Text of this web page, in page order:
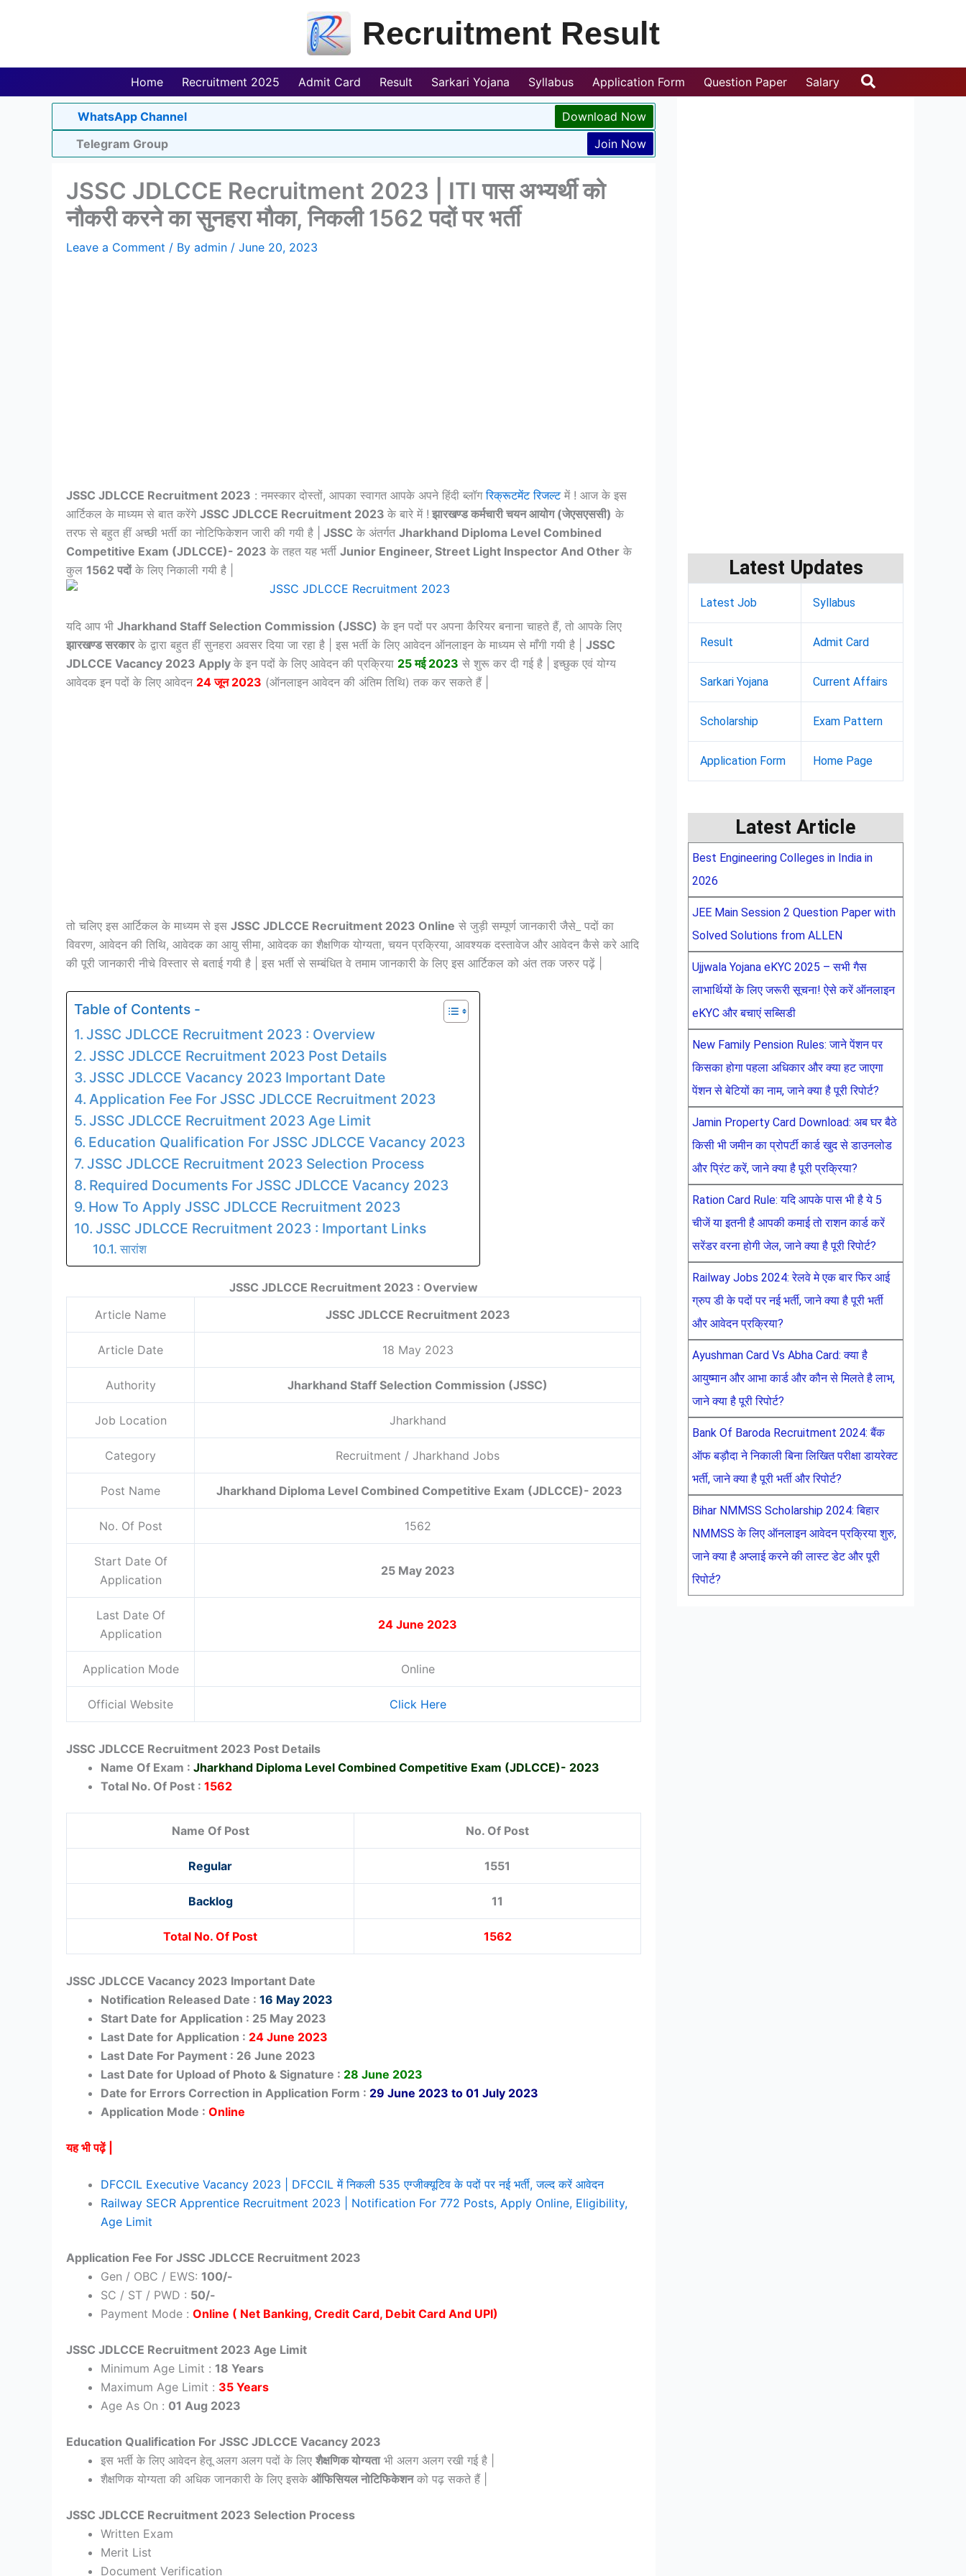
Recruitment Result
Home Recruitment 2025 Admit Card Result Sarkari Yojana Syllabus Application Form Question Paper Salary Search
WhatsApp Channel
Download Now
Telegram Group
Join Now
JSSC JDLCCE Recruitment 2023 | ITI पास अभ्यर्थी को
नौकरी करने का सुनहरा मौका, निकली 1562 पदों पर भर्ती
Leave a Comment / By admin / June 20, 2023
JSSC JDLCCE Recruitment 2023 : नमस्कार दोस्तों, आपका स्वागत आपके अपने हिंदी ब्लॉगरिक्रूटमेंट रिजल्टमें ! आज के इस
आर्टिकल के माध्यम से बात करेंगे JSSC JDLCCE Recruitment 2023 के बारे में ! झारखण्ड कर्मचारी चयन आयोग (जेएसएससी) के
तरफ से बहुत हीं अच्छी भर्ती का नोटिफिकेशन जारी की गयी है |
JSSC के अंतर्गत Jharkhand Diploma Level Combined
Competitive Exam (JDLCCE)- 2023 के तहत यह भर्ती Junior Engineer, Street Light Inspector And Other के
कुल 1562 पदोंके लिए निकाली गयी है |
यदि आप भी Jharkhand Staff Selection Commission (JSSC) के इन पदों पर अपना कैरियर बनाना चाहते हैं, तो आपके लिए
झारखण्ड सरकारके द्वारा बहुत हीं सुनहरा अवसर दिया जा रहा है | इस भर्ती के लिए आवेदन ऑनलाइन के माध्यम से माँगी गयी है | JSSC
JDLCCE Vacancy 2023 Apply के इन पदों के लिए आवेदन की प्रक्रिया 25 मई 2023 से शुरू कर दी गई है | इच्छुक एवं योग्य
आवेदक इन पदों के लिए आवेदन 24 जून 2023 (ऑनलाइन आवेदन की अंतिम तिथि) तक कर सकते हैं |
तो चलिए इस आर्टिकल के माध्यम से इस JSSC JDLCCE Recruitment 2023 Online से जुड़ी सम्पूर्ण जानकारी जैसे_ पदों का
विवरण, आवेदन की तिथि, आवेदक का आयु सीमा, आवेदक का शैक्षणिक योग्यता, चयन प्रक्रिया, आवश्यक दस्तावेज और आवेदन कैसे करे आदि
की पूरी जानकारी नीचे विस्तार से बताई गयी है | इस भर्ती से सम्बंधित वे तमाम जानकारी के लिए इस आर्टिकल को अंत तक जरुर पढ़ें |
Table of Contents -
JSSC JDLCCE Recruitment 2023 : Overview
JSSC JDLCCE Recruitment 2023 Post Details
JSSC JDLCCE Vacancy 2023 Important Date
Application Fee For JSSC JDLCCE Recruitment 2023
JSSC JDLCCE Recruitment 2023 Age Limit
Education Qualification For JSSC JDLCCE Vacancy 2023
JSSC JDLCCE Recruitment 2023 Selection Process
Required Documents For JSSC JDLCCE Vacancy 2023
How To Apply JSSC JDLCCE Recruitment 2023
JSSC JDLCCE Recruitment 2023 : Important Links
सारांश
JSSC JDLCCE Recruitment 2023 : Overview
Article Name
JSSC JDLCCE Recruitment 2023
Article Date 18 May 2023
Authority Jharkhand Staff Selection Commission (JSSC)
Job Location Jharkhand
Category Recruitment / Jharkhand Jobs
Post Name Jharkhand Diploma Level Combined Competitive Exam (JDLCCE)- 2023
No. Of Post 1562
Start Date Of
Application
25 May 2023
Last Date Of
Application
24 June 2023
Application Mode Online
Official Website Click Here
JSSC JDLCCE Recruitment 2023 Post Details
Name Of Exam : Jharkhand Diploma Level Combined Competitive Exam (JDLCCE)- 2023
Total No. Of Post : 1562
Name Of Post No. Of Post
Regular 1551
Backlog 11
Total No. Of Post 1562
JSSC JDLCCE Vacancy 2023 Important Date
Notification Released Date : 16 May 2023
Start Date for Application : 25 May 2023
Last Date for Application : 24 June 2023
Last Date For Payment : 26 June 2023
Last Date for Upload of Photo & Signature : 28 June 2023
Date for Errors Correction in Application Form : 29 June 2023 to 01 July 2023
Application Mode : Online
यह भी पढ़ें |
DFCCIL Executive Vacancy 2023 | DFCCIL में निकली 535 एग्जीक्यूटिव के पदों पर नई भर्ती, जल्द करें आवेदन
Railway SECR Apprentice Recruitment 2023 | Notification For 772 Posts, Apply Online, Eligibility,
Age Limit
Application Fee For JSSC JDLCCE Recruitment 2023
Gen / OBC / EWS: 100/-
SC / ST / PWD : 50/-
Payment Mode : Online ( Net Banking, Credit Card, Debit Card And UPI)
JSSC JDLCCE Recruitment 2023 Age Limit
Minimum Age Limit : 18 Years
Maximum Age Limit : 35 Years
Age As On : 01 Aug 2023
Education Qualification For JSSC JDLCCE Vacancy 2023
इस भर्ती के लिए आवेदन हेतू अलग अलग पदों के लिए शैक्षणिक योग्यताभी अलग अलग रखी गई है |
शैक्षणिक योग्यता की अधिक जानकारी के लिए इसके ऑफिसियल नोटिफिकेशनको पढ़ सकते हैं |
JSSC JDLCCE Recruitment 2023 Selection Process
Written Exam
Merit List
Document Verification
Latest Updates
Latest Job Syllabus
Result Admit Card
Sarkari Yojana Current Affairs
Scholarship Exam Pattern
Application Form Home Page
Latest Article
Best Engineering Colleges in India in
2026
JEE Main Session 2 Question Paper with
Solved Solutions from ALLEN
Ujjwala Yojana eKYC 2025 – सभी गैस
लाभार्थियों के लिए जरूरी सूचना! ऐसे करें ऑनलाइन
eKYC और बचाएं सब्सिडी
New Family Pension Rules: जाने पेंशन पर
किसका होगा पहला अधिकार और क्या हट जाएगा
पेंशन से बेटियों का नाम, जाने क्या है पूरी रिपोर्ट?
Jamin Property Card Download: अब घर बैठे
किसी भी जमीन का प्रोपर्टी कार्ड खुद से डाउनलोड
और प्रिंट करें, जाने क्या है पूरी प्रक्रिया?
Ration Card Rule: यदि आपके पास भी है ये 5
चीजें या इतनी है आपकी कमाई तो राशन कार्ड करें
सरेंडर वरना होगी जेल, जाने क्या है पूरी रिपोर्ट?
Railway Jobs 2024: रेलवे मे एक बार फिर आई
ग्रुप डी के पदों पर नई भर्ती, जाने क्या है पूरी भर्ती
और आवेदन प्रक्रिया?
Ayushman Card Vs Abha Card: क्या है
आयुष्मान और आभा कार्ड और कौन से मिलते है लाभ,
जाने क्या है पूरी रिपोर्ट?
Bank Of Baroda Recruitment 2024: बैंक
ऑफ बड़ौदा ने निकाली बिना लिखित परीक्षा डायरेक्ट
भर्ती, जाने क्या है पूरी भर्ती और रिपोर्ट?
Bihar NMMSS Scholarship 2024: बिहार
NMMSS के लिए ऑनलाइन आवेदन प्रक्रिया शुरु,
जाने क्या है अप्लाई करने की लास्ट डेट और पूरी
रिपोर्ट?